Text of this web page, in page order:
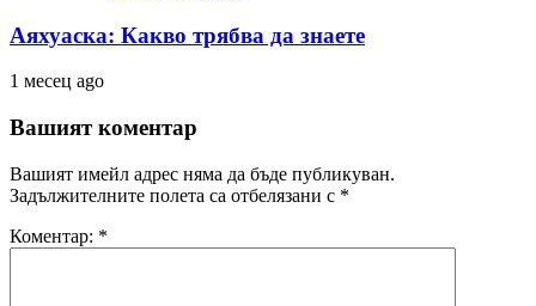
Аяхуаска: Какво трябва да знаете
1 месец ago
Вашият коментар
Вашият имейл адрес няма да бъде публикуван.
Задължителните полета са отбелязани с *
Коментар: *